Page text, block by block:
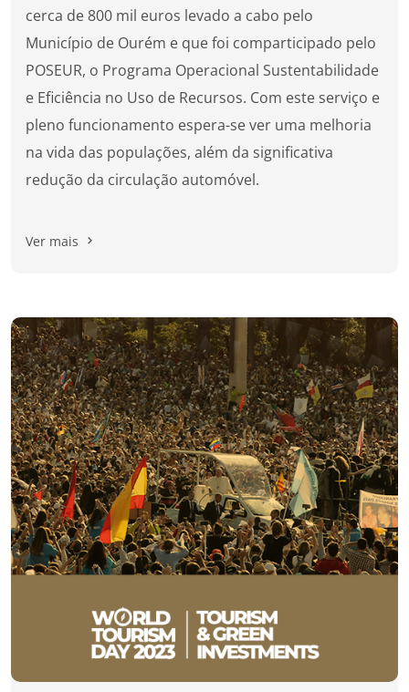
cerca de 800 mil euros levado a cabo pelo
Município de Ourém e que foi comparticipado pelo
POSEUR, o Programa Operacional Sustentabilidade
e Eficiência no Uso de Recursos. Com este serviço e
pleno funcionamento espera-se ver uma melhoria
na vida das populações, além da significativa
redução da circulação automóvel.
Ver mais